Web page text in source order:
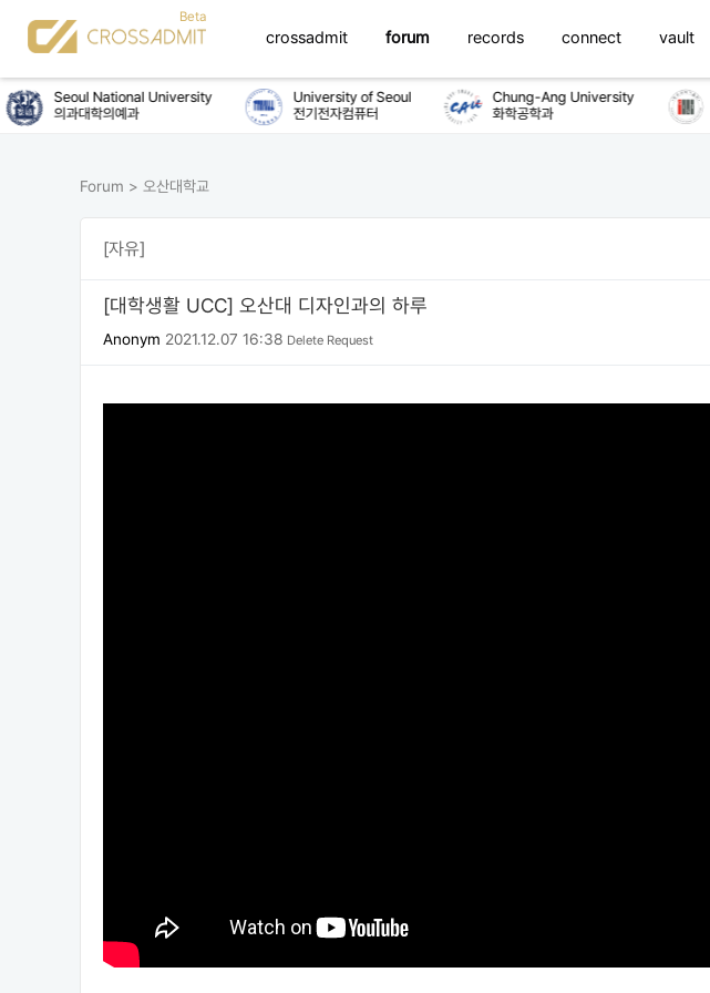
crossadmit forum records connect vault
Seoul National University
의과대학의예과
University of Seoul
전기전자컴퓨터
Chung-Ang University
화학공학과
Forum > 오산대학교
[자유]
[대학생활 UCC] 오산대 디자인과의 하루
Anonym 2021.12.07 16:38 Delete Request